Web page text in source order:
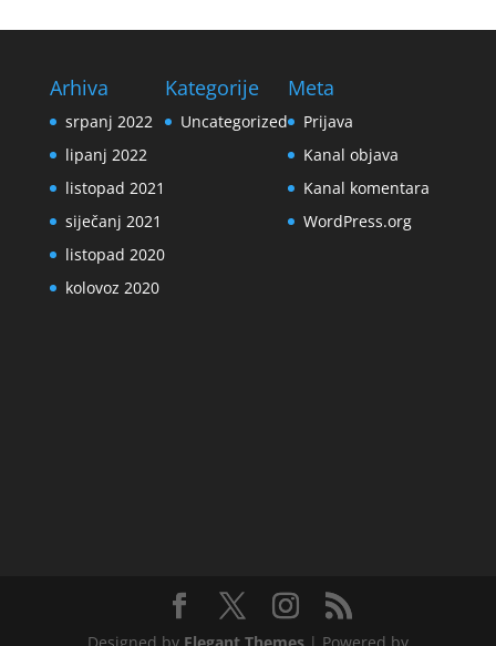
Arhiva
srpanj 2022
lipanj 2022
listopad 2021
siječanj 2021
listopad 2020
kolovoz 2020
Kategorije
Uncategorized
Meta
Prijava
Kanal objava
Kanal komentara
WordPress.org
Designed by Elegant Themes| Powered by